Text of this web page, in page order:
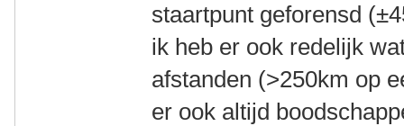
staartpunt geforensd
ik heb er ook redelijk
afstanden (>250km op
er ook altijd